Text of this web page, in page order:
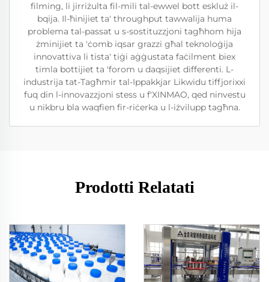
filming, li jirriżulta fil-mili tal-ewwel bott eskluż il-
bqija. Il-ħinijiet ta' throughput tawwalija huma
problema tal-passat u s-sostituzzjoni tagħhom hija
żminijiet ta 'ċomb iqsar grazzi għal teknoloġija
innovattiva li tista' tiġi aġġustata faċilment biex
timla bottijiet ta 'forom u daqsijiet differenti. L-
industrija tat-Tagħmir tal-Ippakkjar Likwidu tiffjorixxi
fuq din l-innovazzjoni stess u f'XINMAO, qed ninvestu
u nikbru bla waqfien fir-riċerka u l-iżvilupp tagħna.
Prodotti Relatati